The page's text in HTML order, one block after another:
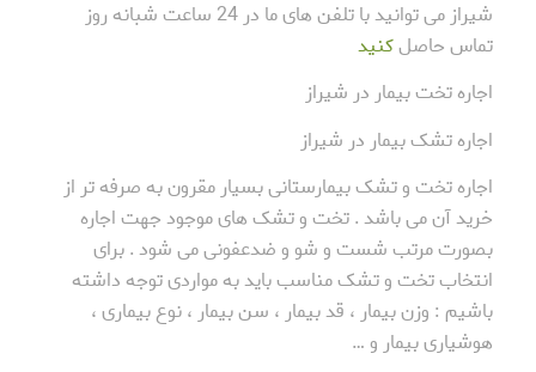
شیراز می توانید با تلفن های ما در 24 ساعت شبانه روز
تماس حاصلکنید
اجاره تخت بیمار در شیراز
اجاره تشک بیمار در شیراز
اجاره تخت و تشک بیمارستانی بسیار مقرون به صرفه تر از
خرید آن می باشد . تخت و تشک های موجود جهت اجاره
بصورت مرتب شست و شو و ضدعفونی می شود . برای
انتخاب تخت و تشک مناسب باید به مواردی توجه داشته
باشیم : وزن بیمار ، قد بیمار ، سن بیمار ، نوع بیماری ،
هوشیاری بیمار و …